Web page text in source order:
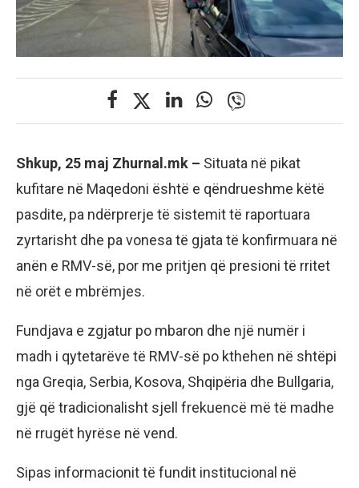
Shkup, 25 maj Zhurnal.mk – Situata në pikat
kufitare në Maqedoni është e qëndrueshme këtë
pasdite, pa ndërprerje të sistemit të raportuara
zyrtarisht dhe pa vonesa të gjata të konfirmuara në
anën e RMV-së, por me pritjen që presioni të rritet
në orët e mbrëmjes.
Fundjava e zgjatur po mbaron dhe një numër i
madh i qytetarëve të RMV-së po kthehen në shtëpi
nga Greqia, Serbia, Kosova, Shqipëria dhe Bullgaria,
gjë që tradicionalisht sjell frekuencë më të madhe
në rrugët hyrëse në vend.
Sipas informacionit të fundit institucional në